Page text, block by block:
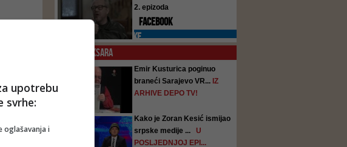
2. epizoda
FACEBOOK
PREPORUKE
KOKSARA
Emir Kusturica poginuo
braneći Sarajevo VR... IZ
ARHIVE DEPO TV!
Kako je Zoran Kesić ismijao
srpske medije ...
U
POSLJEDNJOJ EPI...
upotrebu
svrhe:
oglašavanja i